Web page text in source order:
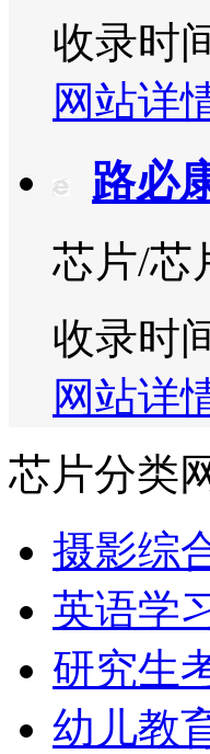
收录时
网站详
路必
芯片/芯
收录时
网站详
芯片分类
摄影综
英语学
研究生
幼儿教